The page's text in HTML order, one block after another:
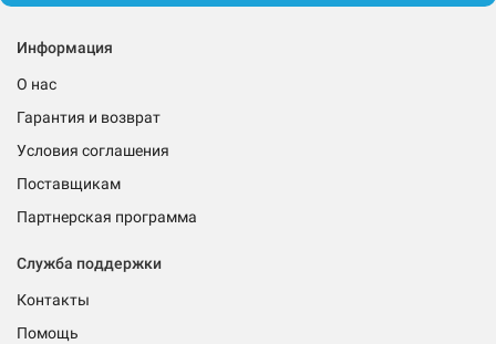
Информация
О нас
Гарантия и возврат
Условия соглашения
Поставщикам
Партнерская программа
Служба поддержки
Контакты
Помощь